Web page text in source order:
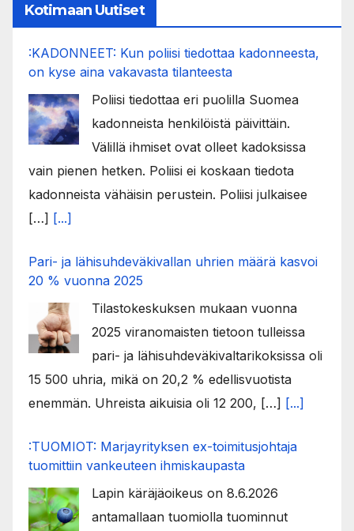
Kotimaan Uutiset
:KADONNEET: Kun poliisi tiedottaa kadonneesta,
on kyse aina vakavasta tilanteesta
Poliisi tiedottaa eri puolilla Suomea
kadonneista henkilöistä päivittäin.
Välillä ihmiset ovat olleet kadoksissa
vain pienen hetken. Poliisi ei koskaan tiedota
kadonneista vähäisin perustein. Poliisi julkaisee
[…] [...]
Pari- ja lähisuhdeväkivallan uhrien määrä kasvoi
20 % vuonna 2025
Tilastokeskuksen mukaan vuonna
2025 viranomaisten tietoon tulleissa
pari- ja lähisuhdeväkivaltarikoksissa oli
15 500 uhria, mikä on 20,2 % edellisvuotista
enemmän. Uhreista aikuisia oli 12 200, […] [...]
:TUOMIOT: Marjayrityksen ex-toimitusjohtaja
tuomittiin vankeuteen ihmiskaupasta
Lapin käräjäoikeus on 8.6.2026
antamallaan tuomiolla tuominnut